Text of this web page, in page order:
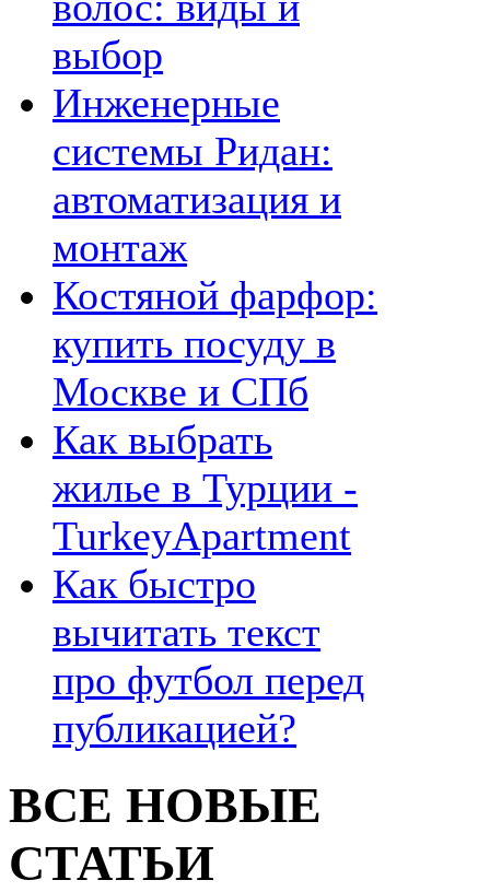
выбор
Инженерные
системы Ридан:
автоматизация и
монтаж
Костяной фарфор:
купить посуду в
Москве и СПб
Как выбрать
жилье в Турции -
TurkeyApartment
Как быстро
вычитать текст
про футбол перед
публикацией?
ВСЕ НОВЫЕ
СТАТЬИ